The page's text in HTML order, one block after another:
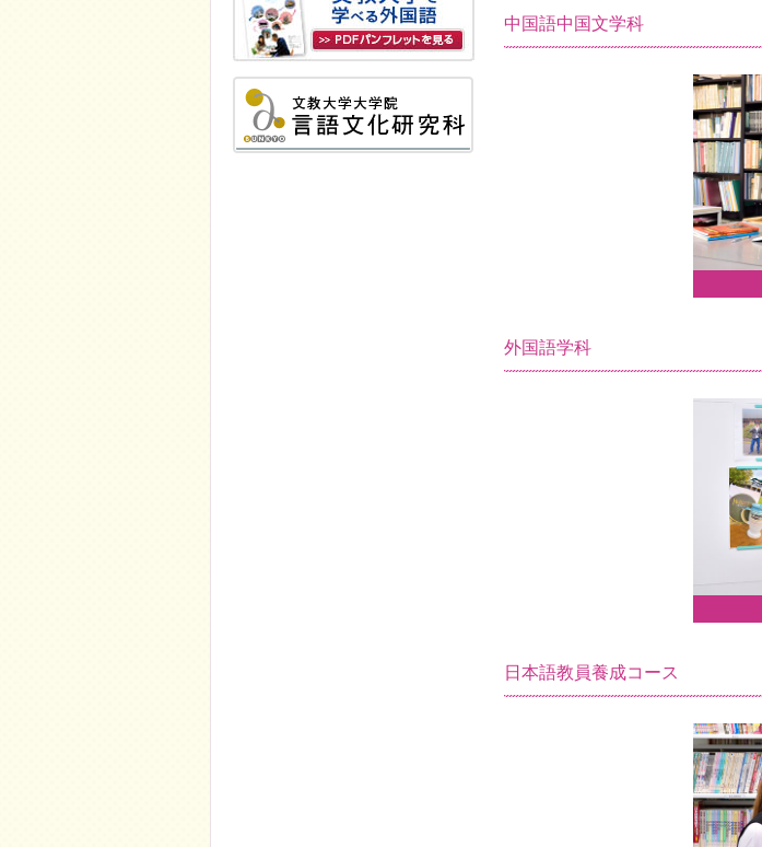
中国語中国文学科
外国語学科
日本語教員養成コース